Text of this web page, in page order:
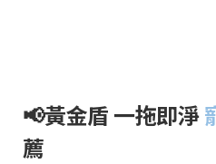
📢黃金盾 一拖即淨
薦